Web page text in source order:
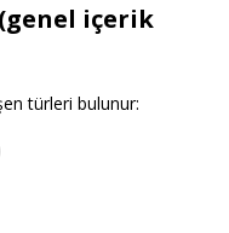
içerik
türleri bulunur: